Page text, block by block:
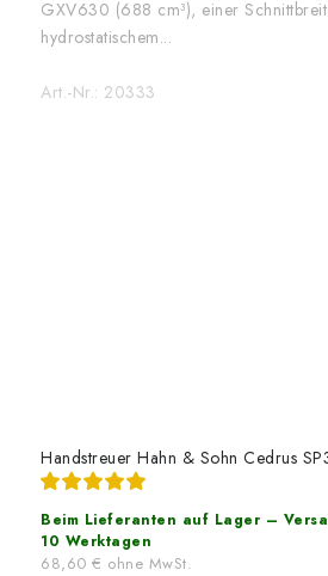
GXV630 (688 cm³), einer
hydrostatischem...
Art.-Nr.: 20333
Handstreuer Hahn & Sohn Cedrus
Beim Lieferanten auf Lager –
10 Werktagen
68,60 € ohne MwSt.